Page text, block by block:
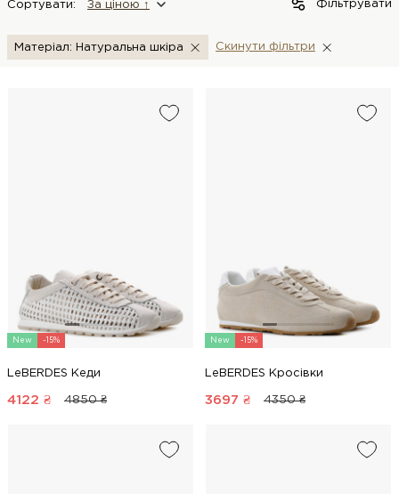
Сортувати: За цiною ↑ Фільтрувати
Матеріал: Натуральна шкіра Скинути фiльтри
New -15%
LeBERDES Кеди
4122 ₴ 4850 ₴
New -15%
LeBERDES Кросівки
3697 ₴ 4350 ₴